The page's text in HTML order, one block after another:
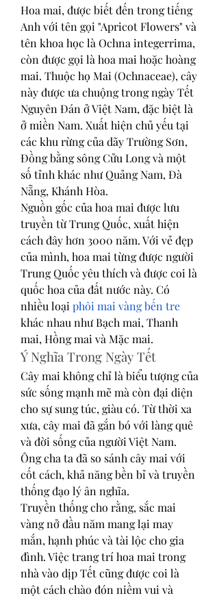
Hoa mai, được biết đến trong tiếng
Anh với tên gọi "Apricot Flowers" và
tên khoa học là Ochna integerrima,
còn được gọi là hoa mai hoặc hoàng
mai. Thuộc họ Mai (Ochnaceae), cây
này được ưa chuộng trong ngày Tết
Nguyên Đán ở Việt Nam, đặc biệt là
ở miền Nam. Xuất hiện chủ yếu tại
các khu rừng của dãy Trường Sơn,
Đồng bằng sông Cửu Long và một
số tỉnh khác như Quảng Nam, Đà
Nẵng, Khánh Hòa.
Nguồn gốc của hoa mai được lưu
truyền từ Trung Quốc, xuất hiện
cách đây hơn 3000 năm. Với vẻ đẹp
của mình, hoa mai từng được người
Trung Quốc yêu thích và được coi là
quốc hoa của đất nước này. Có
nhiều loại phôi mai vàng bến tre
khác nhau như Bạch mai, Thanh
mai, Hồng mai và Mặc mai.
Ý Nghĩa Trong Ngày Tết
Cây mai không chỉ là biểu tượng của
sức sống mạnh mẽ mà còn đại diện
cho sự sung túc, giàu có. Từ thời xa
xưa, cây mai đã gắn bó với làng quê
và đời sống của người Việt Nam.
Ông cha ta đã so sánh cây mai với
cốt cách, khả năng bền bỉ và truyền
thống đạo lý ân nghĩa.
Truyền thống cho rằng, sắc mai
vàng nở đầu năm mang lại may
mắn, hạnh phúc và tài lộc cho gia
đình. Việc trang trí hoa mai trong
nhà vào dịp Tết cũng được coi là
một cách chào đón niềm vui và